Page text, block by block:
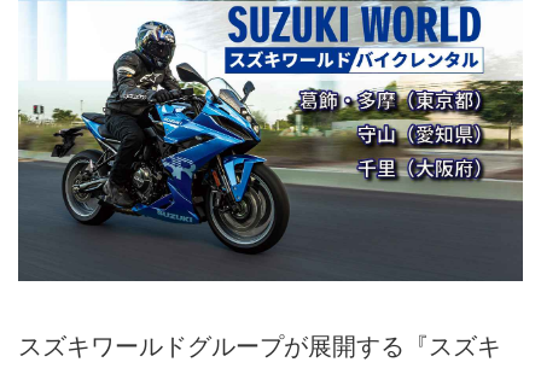
スズキワールドグループが展開する『スズキ